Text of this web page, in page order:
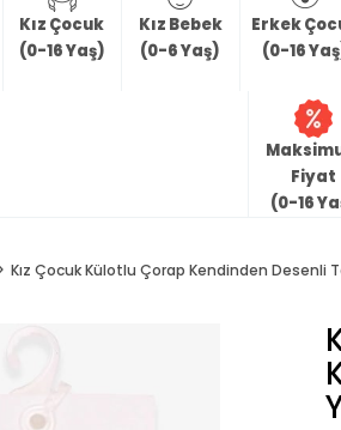
Kız Çocuk
(0-16 Yaş)
Kız Bebek
(0-6 Yaş)
Erkek
(0-16
Fiyat
(0-16
Kız Çocuk Külotlu Çorap Kendinden Desenli